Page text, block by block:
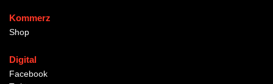
Kommerz
Shop
Digital
Facebook